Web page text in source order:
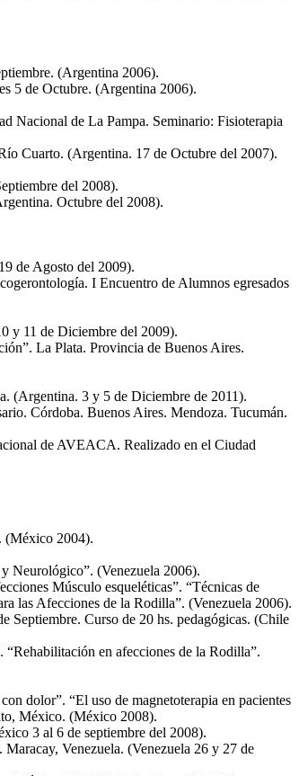
(Argentina 2006).
5 de Octubre. (Argentina 2006).
Nacional de La Pampa. Seminario: Fisioterapia
Cuarto. (Argentina. 17 de Octubre del 2007).
del 2008).
Octubre del 2008).
de Agosto del 2009).
I Encuentro de Alumnos egresados
y 11 de Diciembre del 2009).
La Plata. Provincia de Buenos Aires.
(Argentina. 3 y 5 de Diciembre de 2011).
Córdoba. Buenos Aires. Mendoza. Tucumán.
de AVEACA. Realizado en el Ciudad
(México 2004).
Neurológico”. (Venezuela 2006).
Músculo esqueléticas”. “Técnicas de
las Afecciones de la Rodilla”. (Venezuela 2006).
Curso de 20 hs. pedagógicas. (Chile
en afecciones de la Rodilla”.
dolor”. “El uso de magnetoterapia en pacientes
México. (México 2008).
3 al 6 de septiembre del 2008).
Venezuela. (Venezuela 26 y 27 de